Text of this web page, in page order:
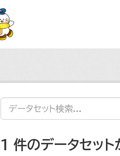
1 件のデータセッ